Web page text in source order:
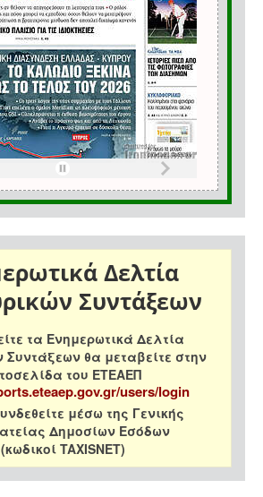
Δελτία
Συντάξεων
τα Ενημερωτικά Δελτία
Συντάξεων θα μεταβείτε στην
του ΕΤΕΑΕΠ
users/login
μέσω της Γενικής
Δημοσίων Εσόδων
(κωδικοί TAXISNET)